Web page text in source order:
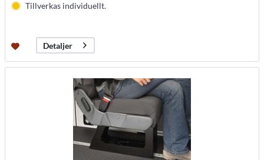
Tillverkas individuellt.
Detaljer